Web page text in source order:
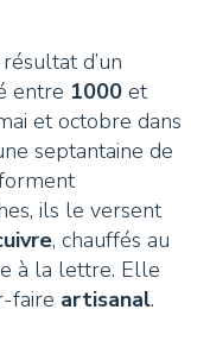
S'INSCRIRE
d’un
entre 1000 et
et octobre dans
septantaine de
ils le versent
, chauffés au
à la lettre. Elle
faire artisanal.